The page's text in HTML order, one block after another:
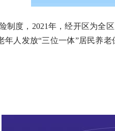
度，2021年，经开区为全区
年人发放“三位一体”居民养